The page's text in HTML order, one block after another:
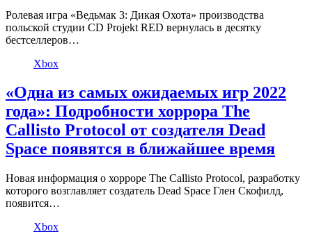
Ролевая игра «Ведьмак 3: Дикая Охота» производства
польской студии CD Projekt RED вернулась в десятку
бестселлеров…
Xbox
«Одна из самых ожидаемых игр 2022
года»: Подробности хоррора The
Callisto Protocol от создателя Dead
Space появятся в ближайшее время
Новая информация о хорроре The Callisto Protocol, разработку
которого возглавляет создатель Dead Space Глен Скофилд,
появится…
Xbox